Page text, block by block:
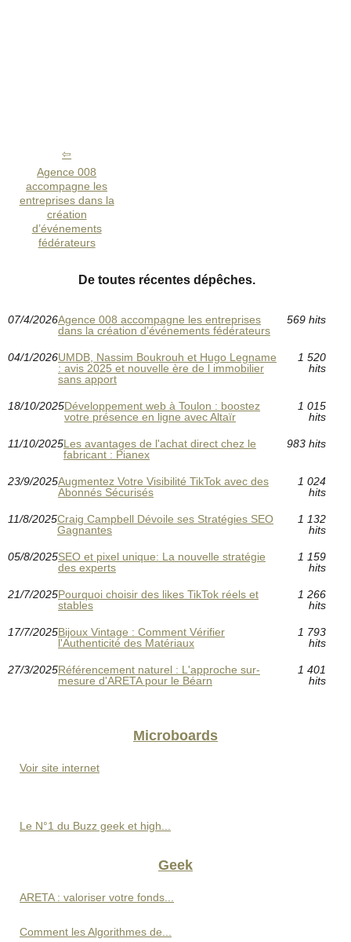
Agence 008
accompagne les
entreprises dans la
création
d’événements
fédérateurs
De toutes récentes dépêches.
07/4/2026Agence 008 accompagne les entreprises
dans la création d’événements fédérateurs
569 hits
04/1/2026UMDB, Nassim Boukrouh et Hugo Legname
: avis 2025 et nouvelle ère de l immobilier
sans apport
1 520
hits
18/10/2025Développement web à Toulon : boostez
votre présence en ligne avec Altaïr
1 015
hits
11/10/2025Les avantages de l'achat direct chez le
fabricant : Pianex
983 hits
23/9/2025Augmentez Votre Visibilité TikTok avec des
Abonnés Sécurisés
1 024
hits
11/8/2025Craig Campbell Dévoile ses Stratégies SEO
Gagnantes
1 132
hits
05/8/2025SEO et pixel unique: La nouvelle stratégie
des experts
1 159
hits
21/7/2025Pourquoi choisir des likes TikTok réels et
stables
1 266
hits
17/7/2025Bijoux Vintage : Comment Vérifier
l'Authenticité des Matériaux
1 793
hits
27/3/2025Référencement naturel : L'approche sur-
mesure d'ARETA pour le Béarn
1 401
hits
Microboards
Voir site internet
Le N°1 du Buzz geek et high...
Geek
ARETA : valoriser votre fonds...
Comment les Algorithmes de...